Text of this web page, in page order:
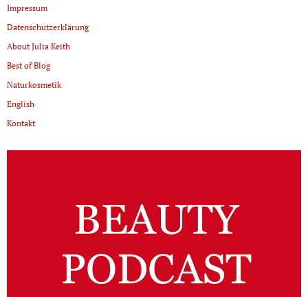
Impressum
Datenschutzerklärung
About Julia Keith
Best of Blog
Naturkosmetik
English
Kontakt